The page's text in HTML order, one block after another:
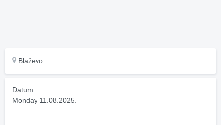
Blaževo
Datum
Monday 11.08.2025.